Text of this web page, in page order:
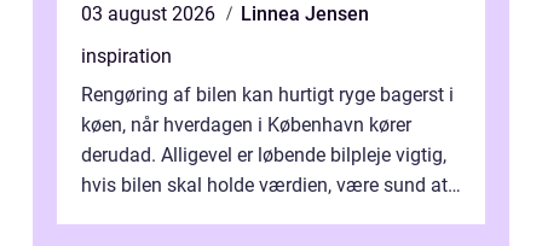
03 august 2026
Linnea Jensen
inspiration
Rengøring af bilen kan hurtigt ryge bagerst i
køen, når hverdagen i København kører
derudad. Alligevel er løbende bilpleje vigtig,
hvis bilen skal holde værdien, være sund at